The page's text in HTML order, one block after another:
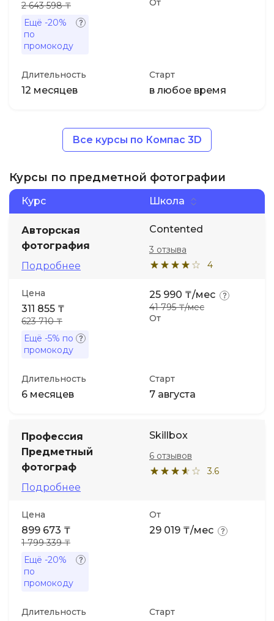
2 643 598 ₸
Ещё -20%
по
промокоду
От
Длительность
12 месяцев
Старт
в любое время
Все курсы по Компас 3D
Курсы по предметной фотографии
Курс Школа
Авторская
фотография
Подробнее
Contented
4
3 отзыва
Цена
311 855 ₸
623 710 ₸
Ещё -5% по
промокоду
От
25 990 ₸/мес
41 795 ₸/мес
Длительность
6 месяцев
Старт
7 августа
Профессия
Предметный
фотограф
Подробнее
Skillbox
3.6
6 отзывов
Цена
899 673 ₸
1 799 339 ₸
Ещё -20%
по
промокоду
От
29 019 ₸/мес
Длительность Старт